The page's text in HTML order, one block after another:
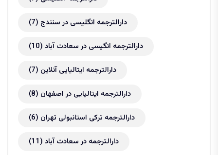
دارالترجمه انگلیسی در سنندج (7)
دارالترجمه انگیسی در سعادت آباد (10)
دارالترجمه ایتالیایی آنلاین (7)
دارالترجمه ایتالیایی در اصفهان (8)
دارالترجمه ترکی استانبولی تهران (6)
دارالترجمه در سعادت آباد (11)